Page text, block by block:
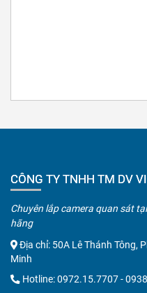
CÔNG TY TNHH TM DV
Chuyên lắp camera quan sát
hãng
Địa chỉ: 50A Lê Thánh Tông,
Minh
Hotline:0972.15.7707-